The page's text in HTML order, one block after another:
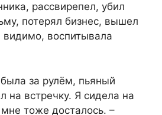
рассвирепел, убил
потерял бизнес, вышел
видимо, воспитывала
за рулём, пьяный
на встречку. Я сидела на
тоже досталось. –